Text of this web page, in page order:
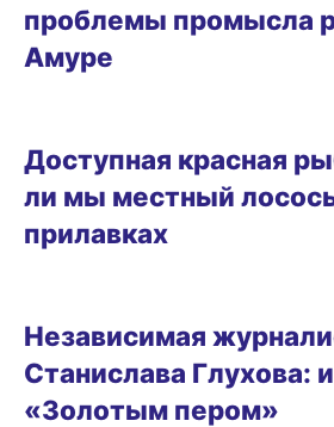
проблемы промысла
Амуре
Доступная красная
ли мы местный
прилавках
Независимая
Станислава Глухова:
«Золотым пером»